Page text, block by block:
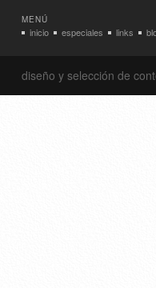
MENÚ
inicio especiales links
diseño y selección de